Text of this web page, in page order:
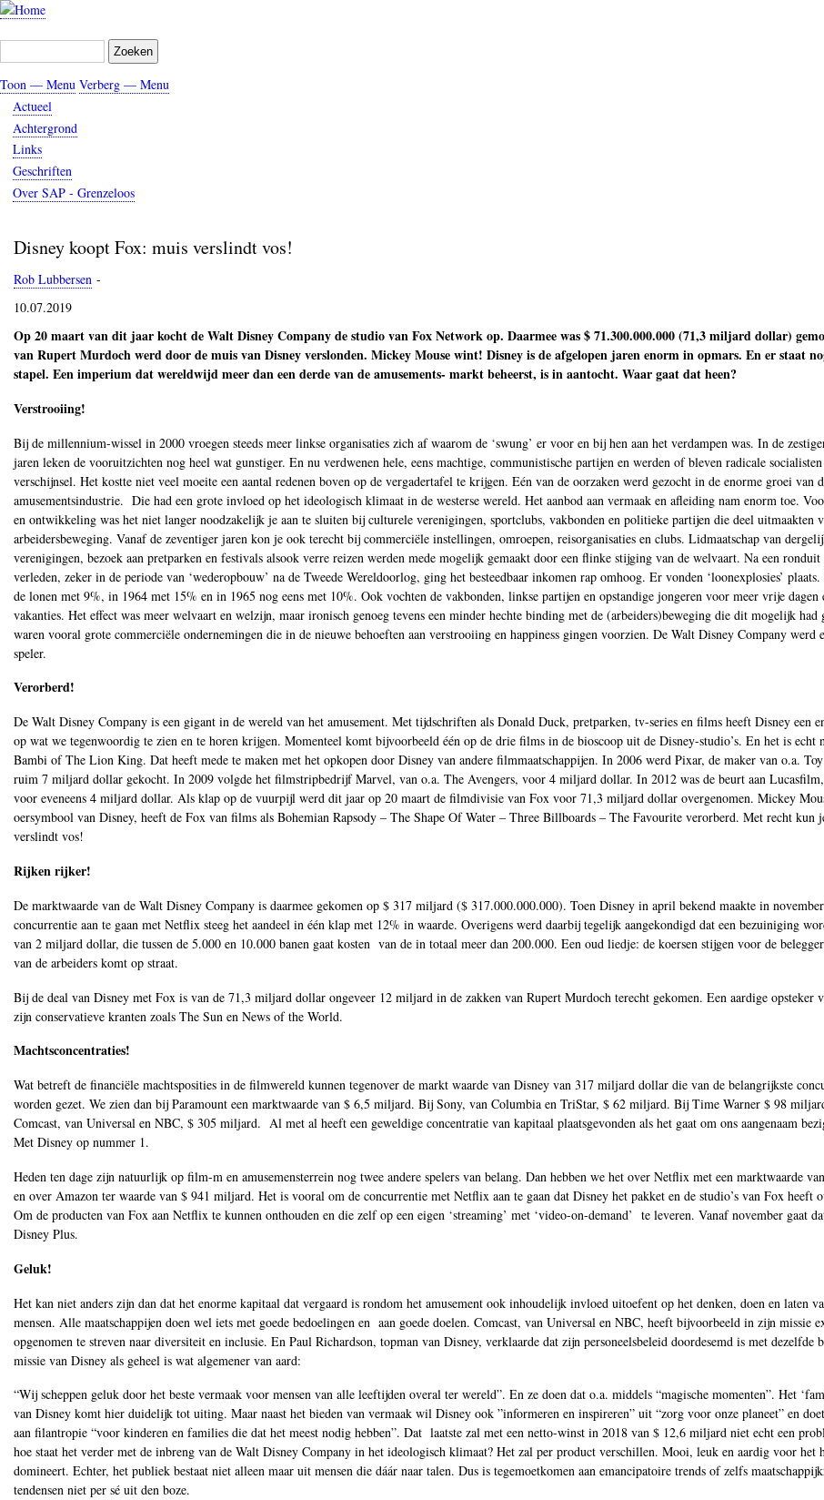
Overslaan
de
inhoud
gaan
Zoeken
Menu
Toon — Menu Verberg — Menu
Actueel
Achtergrond
Links
Geschriften
Over SAP - Grenzeloos
Disney koopt Fox: muis verslindt vos!
Rob Lubbersen -
10.07.2019
Op 20 maart van dit jaar kocht de Walt Disney Company de studio van Fox Network op. Daarmee was $ 71.300.000.000 (71,3 miljard dollar)
van Rupert Murdoch werd door de muis van Disney verslonden. Mickey Mouse wint! Disney is de afgelopen jaren enorm in opmars. En er staat
stapel. Een imperium dat wereldwijd meer dan een derde van de amusements- markt beheerst, is in aantocht. Waar gaat dat heen?
Verstrooiing!
Bij de millennium-wissel in 2000 vroegen steeds meer linkse organisaties zich af waarom de ‘swung’ er voor en bij hen aan het verdampen was. In de
jaren leken de vooruitzichten nog heel wat gunstiger. En nu verdwenen hele, eens machtige, communistische partijen en werden of bleven radicale
verschijnsel. Het kostte niet veel moeite een aantal redenen boven op de vergadertafel te krijgen. Eén van de oorzaken werd gezocht in de enorme groei van
amusementsindustrie. Die had een grote invloed op het ideologisch klimaat in de westerse wereld. Het aanbod aan vermaak en afleiding nam enorm toe.
en ontwikkeling was het niet langer noodzakelijk je aan te sluiten bij culturele verenigingen, sportclubs, vakbonden en politieke partijen die deel uitmaakten
arbeidersbeweging. Vanaf de zeventiger jaren kon je ook terecht bij commerciële instellingen, omroepen, reisorganisaties en clubs. Lidmaatschap van
verenigingen, bezoek aan pretparken en festivals alsook verre reizen werden mede mogelijk gemaakt door een flinke stijging van de welvaart. Na een
verleden, zeker in de periode van ‘wederopbouw’ na de Tweede Wereldoorlog, ging het besteedbaar inkomen rap omhoog. Er vonden ‘loonexplosies’
de lonen met 9%, in 1964 met 15% en in 1965 nog eens met 10%. Ook vochten de vakbonden, linkse partijen en opstandige jongeren voor meer vrije dagen
vakanties. Het effect was meer welvaart en welzijn, maar ironisch genoeg tevens een minder hechte binding met de (arbeiders)beweging die dit mogelijk had
waren vooral grote commerciële ondernemingen die in de nieuwe behoeften aan verstrooiing en happiness gingen voorzien. De Walt Disney Company werd
speler.
Verorberd!
De Walt Disney Company is een gigant in de wereld van het amusement. Met tijdschriften als Donald Duck, pretparken, tv-series en films heeft Disney een
op wat we tegenwoordig te zien en te horen krijgen. Momenteel komt bijvoorbeeld één op de drie films in de bioscoop uit de Disney-studio’s. En het is echt
Bambi of The Lion King. Dat heeft mede te maken met het opkopen door Disney van andere filmmaatschappijen. In 2006 werd Pixar, de maker van o.a.
ruim 7 miljard dollar gekocht. In 2009 volgde het filmstripbedrijf Marvel, van o.a. The Avengers, voor 4 miljard dollar. In 2012 was de beurt aan
voor eveneens 4 miljard dollar. Als klap op de vuurpijl werd dit jaar op 20 maart de filmdivisie van Fox voor 71,3 miljard dollar overgenomen. Mickey
oersymbool van Disney, heeft de Fox van films als Bohemian Rapsody – The Shape Of Water – Three Billboards – The Favourite verorberd. Met recht kun
verslindt vos!
Rijken rijker!
De marktwaarde van de Walt Disney Company is daarmee gekomen op $ 317 miljard ($ 317.000.000.000). Toen Disney in april bekend maakte in
concurrentie aan te gaan met Netflix steeg het aandeel in één klap met 12% in waarde. Overigens werd daarbij tegelijk aangekondigd dat een bezuiniging
van 2 miljard dollar, die tussen de 5.000 en 10.000 banen gaat kosten van de in totaal meer dan 200.000. Een oud liedje: de koersen stijgen voor de
van de arbeiders komt op straat.
Bij de deal van Disney met Fox is van de 71,3 miljard dollar ongeveer 12 miljard in de zakken van Rupert Murdoch terecht gekomen. Een aardige opsteker
zijn conservatieve kranten zoals The Sun en News of the World.
Machtsconcentraties!
Wat betreft de financiële machtsposities in de filmwereld kunnen tegenover de markt waarde van Disney van 317 miljard dollar die van de belangrijkste
worden gezet. We zien dan bij Paramount een marktwaarde van $ 6,5 miljard. Bij Sony, van Columbia en TriStar, $ 62 miljard. Bij Time Warner $ 98
Comcast, van Universal en NBC, $ 305 miljard. Al met al heeft een geweldige concentratie van kapitaal plaatsgevonden als het gaat om ons aangenaam
Met Disney op nummer 1.
Heden ten dage zijn natuurlijk op film-m en amusemensterrein nog twee andere spelers van belang. Dan hebben we het over Netflix met een marktwaarde
en over Amazon ter waarde van $ 941 miljard. Het is vooral om de concurrentie met Netflix aan te gaan dat Disney het pakket en de studio’s van Fox heeft
Om de producten van Fox aan Netflix te kunnen onthouden en die zelf op een eigen ‘streaming’ met ‘video-on-demand’ te leveren. Vanaf november gaat
Disney Plus.
Geluk!
Het kan niet anders zijn dan dat het enorme kapitaal dat vergaard is rondom het amusement ook inhoudelijk invloed uitoefent op het denken, doen en laten
mensen. Alle maatschappijen doen wel iets met goede bedoelingen en aan goede doelen. Comcast, van Universal en NBC, heeft bijvoorbeeld in zijn missie
opgenomen te streven naar diversiteit en inclusie. En Paul Richardson, topman van Disney, verklaarde dat zijn personeelsbeleid doordesemd is met dezelfde
missie van Disney als geheel is wat algemener van aard:
“Wij scheppen geluk door het beste vermaak voor mensen van alle leeftijden overal ter wereld”. En ze doen dat o.a. middels “magische momenten”. Het
van Disney komt hier duidelijk tot uiting. Maar naast het bieden van vermaak wil Disney ook ”informeren en inspireren” uit “zorg voor onze planeet” en
aan filantropie “voor kinderen en families die dat het meest nodig hebben”. Dat laatste zal met een netto-winst in 2018 van $ 12,6 miljard niet echt een
hoe staat het verder met de inbreng van de Walt Disney Company in het ideologisch klimaat? Het zal per product verschillen. Mooi, leuk en aardig voor het
domineert. Echter, het publiek bestaat niet alleen maar uit mensen die dáár naar talen. Dus is tegemoetkomen aan emancipatoire trends of zelfs
tendensen niet per sé uit den boze.